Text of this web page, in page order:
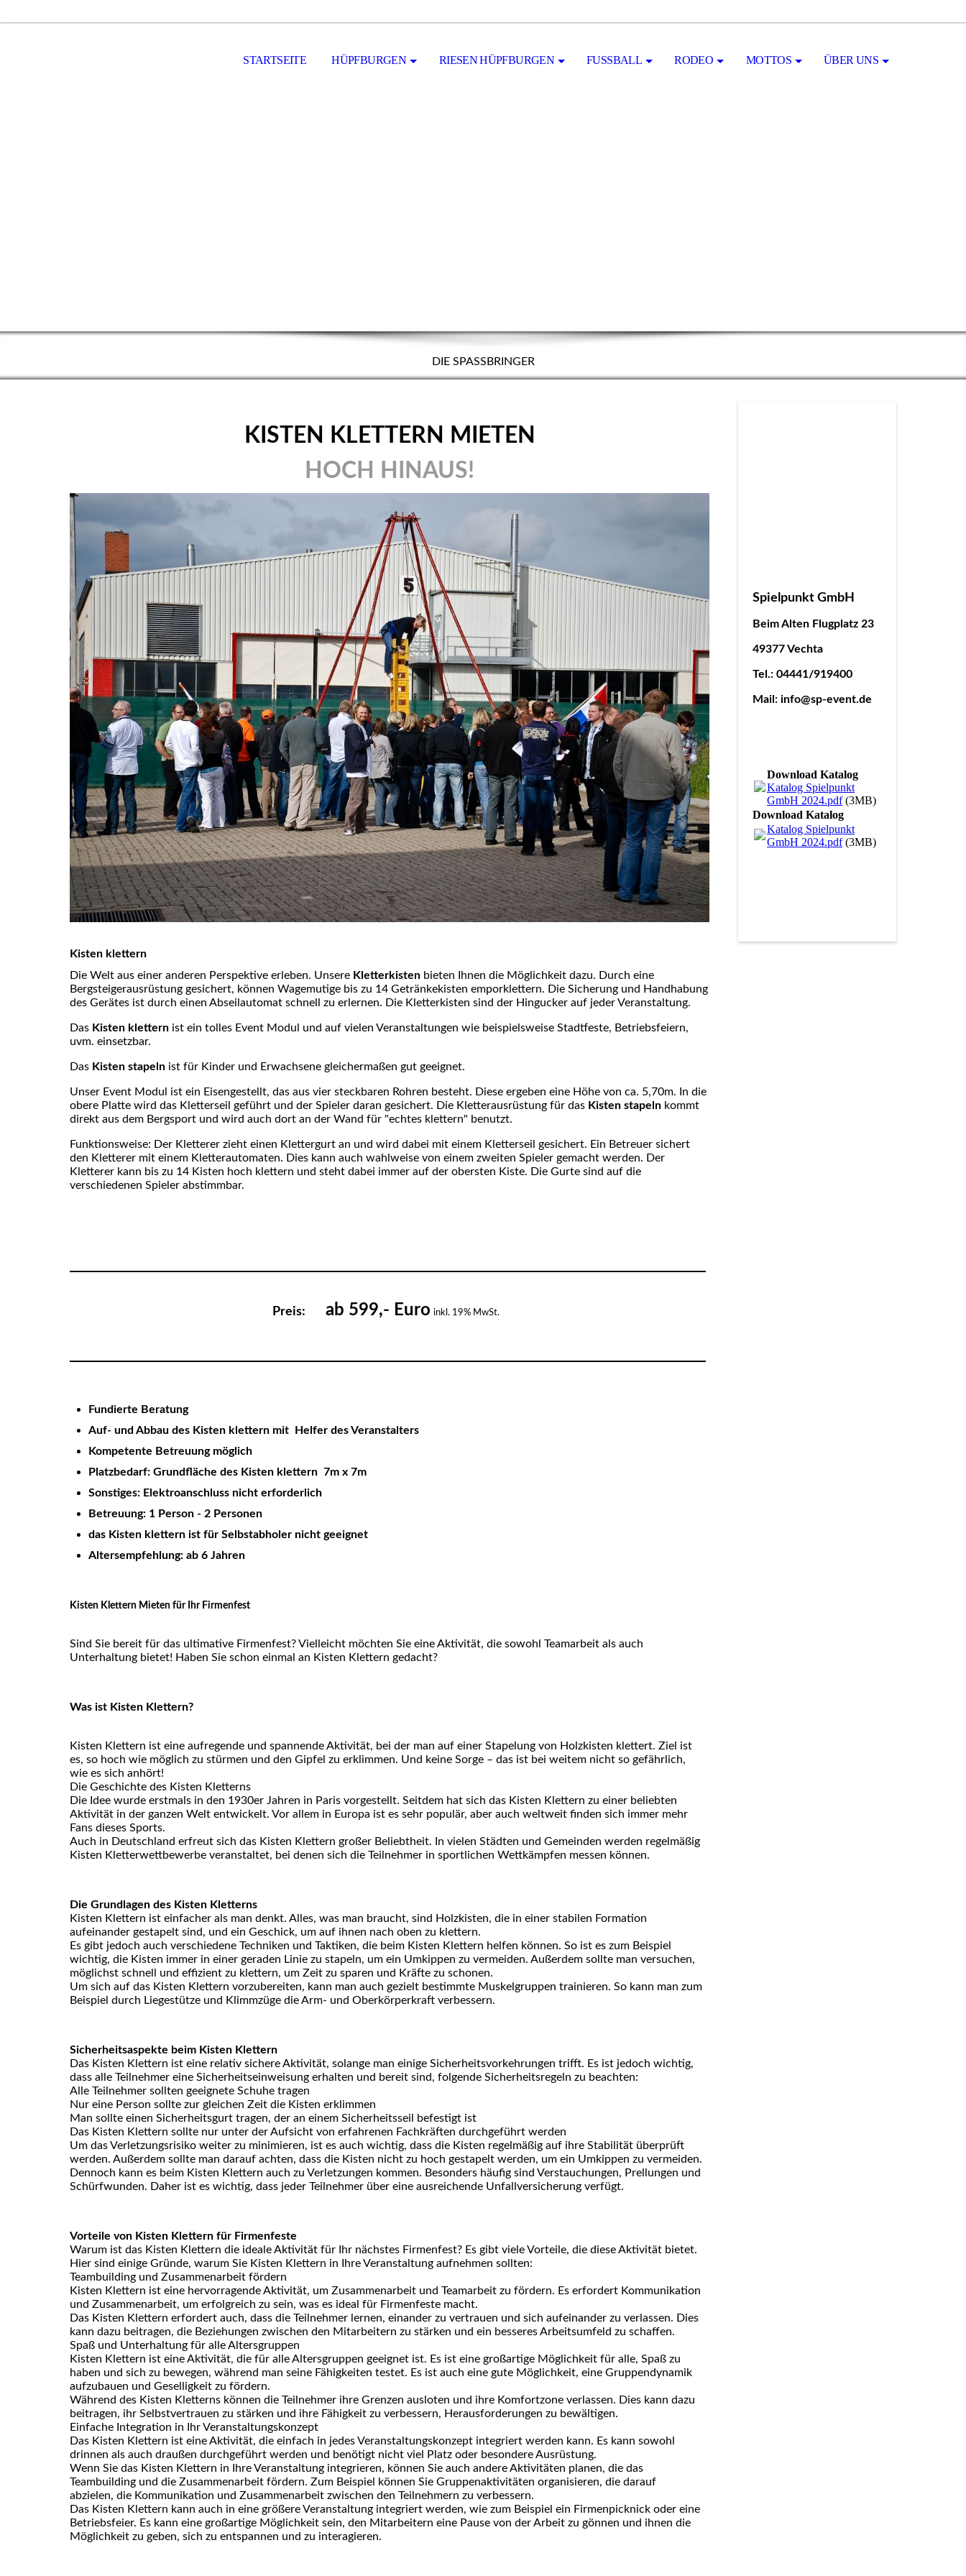
STARTSEITE HÜPFBURGEN RIESEN HÜPFBURGEN FUSSBALL RODEO MOTTOS ÜBER UNS
DIE SPASSBRINGER
KISTEN KLETTERN MIETEN
HOCH HINAUS!
Kisten klettern
Die Welt aus einer anderen Perspektive erleben. Unsere Kletterkisten bieten Ihnen die Möglichkeit dazu. Durch eine
Bergsteigerausrüstung gesichert, können Wagemutige bis zu 14 Getränkekisten emporklettern. Die Sicherung und Handhabung
des Gerätes ist durch einen Abseilautomat schnell zu erlernen. Die Kletterkisten sind der Hingucker auf jeder Veranstaltung.
Das Kisten klettern ist ein tolles Event Modul und auf vielen Veranstaltungen wie beispielsweise Stadtfeste, Betriebsfeiern,
uvm. einsetzbar.
Das Kisten stapeln ist für Kinder und Erwachsene gleichermaßen gut geeignet.
Unser Event Modul ist ein Eisengestellt, das aus vier steckbaren Rohren besteht. Diese ergeben eine Höhe von ca. 5,70m. In die
obere Platte wird das Kletterseil geführt und der Spieler daran gesichert. Die Kletterausrüstung für das Kisten stapeln kommt
direkt aus dem Bergsport und wird auch dort an der Wand für "echtes klettern" benutzt.
Funktionsweise: Der Kletterer zieht einen Klettergurt an und wird dabei mit einem Kletterseil gesichert. Ein Betreuer sichert
den Kletterer mit einem Kletterautomaten. Dies kann auch wahlweise von einem zweiten Spieler gemacht werden. Der
Kletterer kann bis zu 14 Kisten hoch klettern und steht dabei immer auf der obersten Kiste. Die Gurte sind auf die
verschiedenen Spieler abstimmbar.
Preis: ab 599,- Euro inkl. 19% MwSt.
Fundierte Beratung
Auf- und Abbau des Kisten klettern mit Helfer des Veranstalters
Kompetente Betreuung möglich
Platzbedarf: Grundfläche des Kisten klettern 7m x 7m
Sonstiges: Elektroanschluss nicht erforderlich
Betreuung: 1 Person - 2 Personen
das Kisten klettern ist für Selbstabholer nicht geeignet
Altersempfehlung: ab 6 Jahren
Kisten Klettern Mieten für Ihr Firmenfest
Sind Sie bereit für das ultimative Firmenfest? Vielleicht möchten Sie eine Aktivität, die sowohl Teamarbeit als auch
Unterhaltung bietet! Haben Sie schon einmal an Kisten Klettern gedacht?
Was ist Kisten Klettern?
Kisten Klettern ist eine aufregende und spannende Aktivität, bei der man auf einer Stapelung von Holzkisten klettert. Ziel ist
es, so hoch wie möglich zu stürmen und den Gipfel zu erklimmen. Und keine Sorge – das ist bei weitem nicht so gefährlich,
wie es sich anhört!
Die Geschichte des Kisten Kletterns
Die Idee wurde erstmals in den 1930er Jahren in Paris vorgestellt. Seitdem hat sich das Kisten Klettern zu einer beliebten
Aktivität in der ganzen Welt entwickelt. Vor allem in Europa ist es sehr populär, aber auch weltweit finden sich immer mehr
Fans dieses Sports.
Auch in Deutschland erfreut sich das Kisten Klettern großer Beliebtheit. In vielen Städten und Gemeinden werden regelmäßig
Kisten Kletterwettbewerbe veranstaltet, bei denen sich die Teilnehmer in sportlichen Wettkämpfen messen können.
Die Grundlagen des Kisten Kletterns
Kisten Klettern ist einfacher als man denkt. Alles, was man braucht, sind Holzkisten, die in einer stabilen Formation
aufeinander gestapelt sind, und ein Geschick, um auf ihnen nach oben zu klettern.
Es gibt jedoch auch verschiedene Techniken und Taktiken, die beim Kisten Klettern helfen können. So ist es zum Beispiel
wichtig, die Kisten immer in einer geraden Linie zu stapeln, um ein Umkippen zu vermeiden. Außerdem sollte man versuchen,
möglichst schnell und effizient zu klettern, um Zeit zu sparen und Kräfte zu schonen.
Um sich auf das Kisten Klettern vorzubereiten, kann man auch gezielt bestimmte Muskelgruppen trainieren. So kann man zum
Beispiel durch Liegestütze und Klimmzüge die Arm- und Oberkörperkraft verbessern.
Sicherheitsaspekte beim Kisten Klettern
Das Kisten Klettern ist eine relativ sichere Aktivität, solange man einige Sicherheitsvorkehrungen trifft. Es ist jedoch wichtig,
dass alle Teilnehmer eine Sicherheitseinweisung erhalten und bereit sind, folgende Sicherheitsregeln zu beachten:
Alle Teilnehmer sollten geeignete Schuhe tragen
Nur eine Person sollte zur gleichen Zeit die Kisten erklimmen
Man sollte einen Sicherheitsgurt tragen, der an einem Sicherheitsseil befestigt ist
Das Kisten Klettern sollte nur unter der Aufsicht von erfahrenen Fachkräften durchgeführt werden
Um das Verletzungsrisiko weiter zu minimieren, ist es auch wichtig, dass die Kisten regelmäßig auf ihre Stabilität überprüft
werden. Außerdem sollte man darauf achten, dass die Kisten nicht zu hoch gestapelt werden, um ein Umkippen zu vermeiden.
Dennoch kann es beim Kisten Klettern auch zu Verletzungen kommen. Besonders häufig sind Verstauchungen, Prellungen und
Schürfwunden. Daher ist es wichtig, dass jeder Teilnehmer über eine ausreichende Unfallversicherung verfügt.
Vorteile von Kisten Klettern für Firmenfeste
Warum ist das Kisten Klettern die ideale Aktivität für Ihr nächstes Firmenfest? Es gibt viele Vorteile, die diese Aktivität bietet.
Hier sind einige Gründe, warum Sie Kisten Klettern in Ihre Veranstaltung aufnehmen sollten:
Teambuilding und Zusammenarbeit fördern
Kisten Klettern ist eine hervorragende Aktivität, um Zusammenarbeit und Teamarbeit zu fördern. Es erfordert Kommunikation
und Zusammenarbeit, um erfolgreich zu sein, was es ideal für Firmenfeste macht.
Das Kisten Klettern erfordert auch, dass die Teilnehmer lernen, einander zu vertrauen und sich aufeinander zu verlassen. Dies
kann dazu beitragen, die Beziehungen zwischen den Mitarbeitern zu stärken und ein besseres Arbeitsumfeld zu schaffen.
Spaß und Unterhaltung für alle Altersgruppen
Kisten Klettern ist eine Aktivität, die für alle Altersgruppen geeignet ist. Es ist eine großartige Möglichkeit für alle, Spaß zu
haben und sich zu bewegen, während man seine Fähigkeiten testet. Es ist auch eine gute Möglichkeit, eine Gruppendynamik
aufzubauen und Geselligkeit zu fördern.
Während des Kisten Kletterns können die Teilnehmer ihre Grenzen ausloten und ihre Komfortzone verlassen. Dies kann dazu
beitragen, ihr Selbstvertrauen zu stärken und ihre Fähigkeit zu verbessern, Herausforderungen zu bewältigen.
Einfache Integration in Ihr Veranstaltungskonzept
Das Kisten Klettern ist eine Aktivität, die einfach in jedes Veranstaltungskonzept integriert werden kann. Es kann sowohl
drinnen als auch draußen durchgeführt werden und benötigt nicht viel Platz oder besondere Ausrüstung.
Wenn Sie das Kisten Klettern in Ihre Veranstaltung integrieren, können Sie auch andere Aktivitäten planen, die das
Teambuilding und die Zusammenarbeit fördern. Zum Beispiel können Sie Gruppenaktivitäten organisieren, die darauf
abzielen, die Kommunikation und Zusammenarbeit zwischen den Teilnehmern zu verbessern.
Das Kisten Klettern kann auch in eine größere Veranstaltung integriert werden, wie zum Beispiel ein Firmenpicknick oder eine
Betriebsfeier. Es kann eine großartige Möglichkeit sein, den Mitarbeitern eine Pause von der Arbeit zu gönnen und ihnen die
Möglichkeit zu geben, sich zu entspannen und zu interagieren.
Spielpunkt GmbH
Beim Alten Flugplatz 23
49377 Vechta
Tel.: 04441/919400
Mail: info@sp-event.de
Download Katalog
Katalog Spielpunkt
GmbH 2024.pdf(3MB)
Download Katalog
Katalog Spielpunkt
GmbH 2024.pdf(3MB)